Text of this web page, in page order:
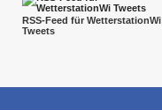
RSS-Feed für WetterstationWi
Tweets